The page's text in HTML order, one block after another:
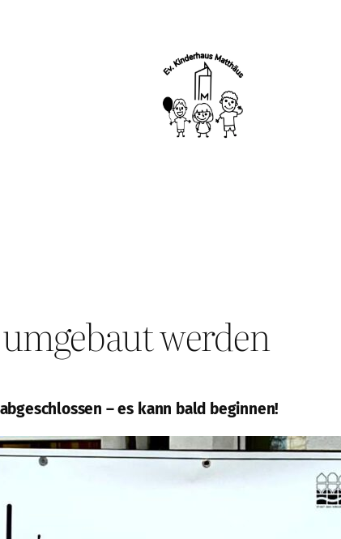
werden
– es kann bald beginnen!